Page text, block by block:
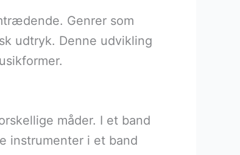
Genrer som
udtryk. Denne udvikling
måder. I et band
instrumenter i et band